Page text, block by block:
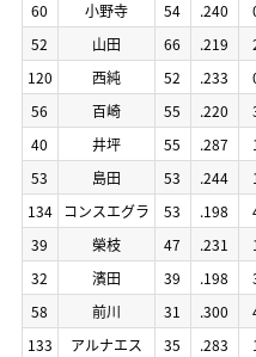
60
小野寺 54 .240
52
山田 66 .219
120
西純 52 .233
56
百崎 55 .220
40
井坪 55 .287
53
島田 53 .244
134 コンスエグラ 53 .198
39
榮枝 47 .231
32
濱田 39 .198
58
前川 31 .300
60
小野寺 54 .240
52
山田 66 .219
120
西純 52 .233
56
百崎 55 .220
40
井坪 55 .287
53
島田 53 .244
134 コンスエグラ 53 .198
39
榮枝 47 .231
32
濱田 39 .198
58
前川 31 .300
60
小野寺 54 .240
52
山田 66 .219
120
西純 52 .233
56
百崎 55 .220
40
井坪 55 .287
53
島田 53 .244
134
コンスエグラ 53 .198
39
榮枝 47 .231
32
濱田 39 .198
58
前川 31 .300
133
アルナエス 35 .283
60
小野寺 54 .240
52
山田 66 .219
120
西純 52 .233
56
百崎 55 .220
40
井坪 55 .287
53
島田 53 .244
134
コンスエグラ 53 .198
39
榮枝 47 .231
32
濱田 39 .198
58
前川 31 .300
133
アルナエス 35 .283